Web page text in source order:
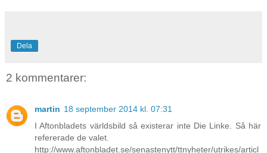
Dela
2 kommentarer:
martin 18 september 2014 kl. 07:31
I Aftonbladets världsbild så existerar inte Die Linke. Så här
refererade de valet.
http://www.aftonbladet.se/senastenytt/ttnyheter/utrikes/articl